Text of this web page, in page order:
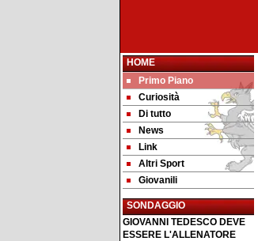
HOME
Primo Piano
Curiosità
Di tutto
News
Link
Altri Sport
Giovanili
SONDAGGIO
GIOVANNI TEDESCO DEVE
ESSERE L'ALLENATORE